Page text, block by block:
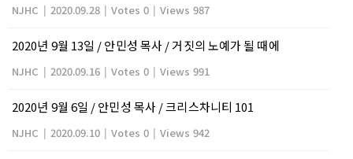
NJHC | 2020.09.28 | Votes 0 | Views 987
2020년 9월 13일 / 안민성 목사 / 거짓의 노예가 될 때에
NJHC | 2020.09.16 | Votes 0 | Views 991
2020년 9월 6일 / 안민성 목사 / 크리스차니티 101
NJHC | 2020.09.10 | Votes 0 | Views 942